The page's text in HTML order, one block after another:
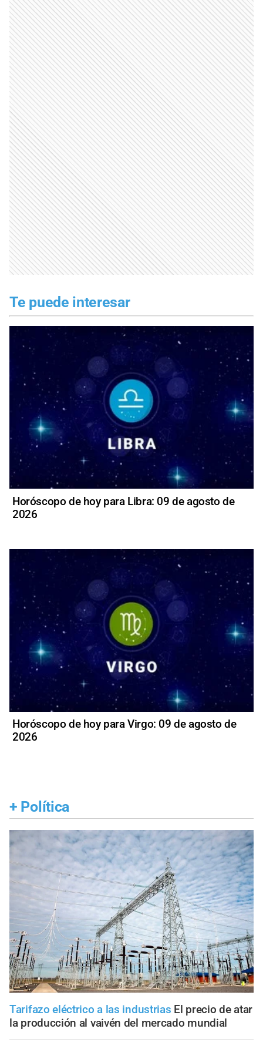
Te puede interesar
Horóscopo de hoy para Libra: 09 de agosto de
2026
Horóscopo de hoy para Virgo: 09 de agosto de
2026
+ Política
Tarifazo eléctrico a las industrias El precio de atar
la producción al vaivén del mercado mundial